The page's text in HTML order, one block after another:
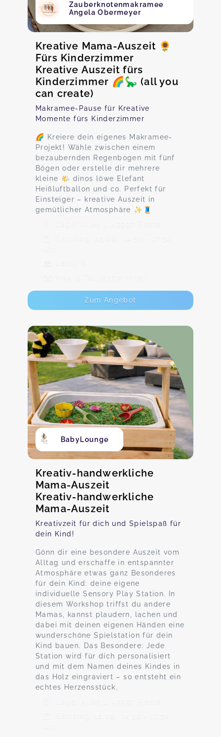
Zauberknotenmakramee
Angela Obermeyer
Kreative Mama-Auszeit 🌻
Fürs Kinderzimmer
Kreative Auszeit fürs
Kinderzimmer 🌈🦕 (all you
can create)
Makramee-Pause für Kreative
Momente fürs Kinderzimmer
🌈 Kreiere dein eigenes Makramee-
Projekt! Wähle zwischen einem
bezaubernden Regenbogen mit fünf
Bögen oder erstelle dir mehrere
kleine 🌤️ dinos löwe Elefant
Heißluftballon und co. Perfekt für
Einsteiger – kreative Auszeit in
gemütlicher Atmosphäre ✨🧵
Lager Allee 1, 49597 Rieste
Samstag, 05.09., 14:30 - 17:30
48,00 €
Max. 9 TeilnehmerInnen
Zum Angebot
BabyLounge
Kreativ-handwerkliche
Mama-Auszeit
Kreativ-handwerkliche
Mama-Auszeit
Kreativzeit für dich und Spielspaß für
dein Kind!
Gönn dir eine besondere Auszeit vom
Alltag und erschaffe in entspannter
Atmosphäre etwas ganz Besonderes
für dein Kind: deine eigene
individuelle Sensory Play Station. In
diesem Workshop triffst du andere
Mamas, kannst plaudern, lachen und
dabei mit deinen eigenen Händen eine
wunderschöne Spielstation für dein
Kind bauen. Das Besondere: Jede
Station wird für dich personalisiert
und mit dem Namen deines Kindes in
das Holz eingraviert – so entsteht ein
echtes Herzensstück.
Lager Allee 1, 49597 Rieste
Samstag, 12.09., 14:30 - 17:30